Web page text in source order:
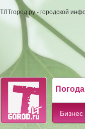
ТЛТгород.ру - городской
Бизнес